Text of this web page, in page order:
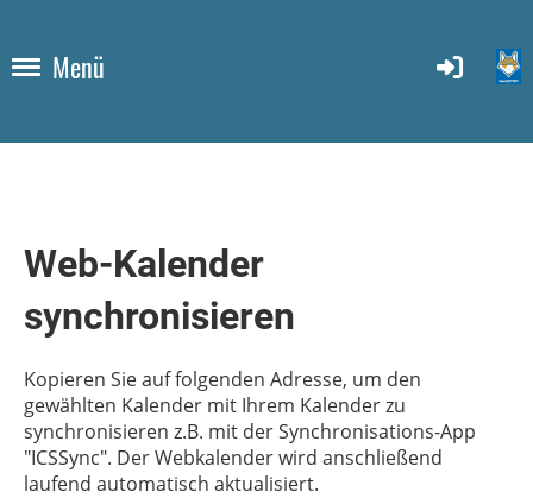
Menü
Web-Kalender
synchronisieren
Kopieren Sie auf folgenden Adresse, um den
gewählten Kalender mit Ihrem Kalender zu
synchronisieren z.B. mit der Synchronisations-App
"ICSSync". Der Webkalender wird anschließend
laufend automatisch aktualisiert.